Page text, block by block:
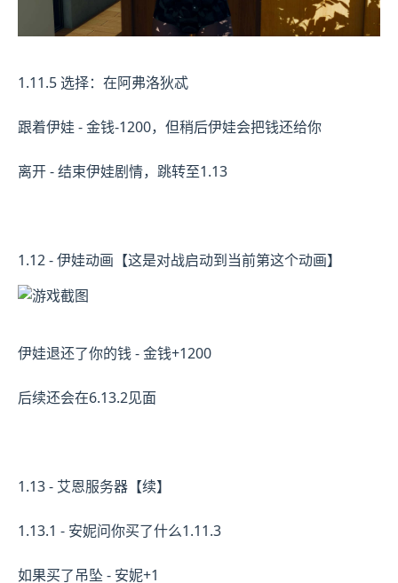
1.11.5 选择：在阿弗洛狄忒
跟着伊娃 - 金钱-1200，但稍后伊娃会把钱还给你
离开 - 结束伊娃剧情，跳转至1.13
1.12 - 伊娃动画【这是对战启动到当前第这个动画】
伊娃退还了你的钱 - 金钱+1200
后续还会在6.13.2见面
1.13 - 艾恩服务器【续】
1.13.1 - 安妮问你买了什么1.11.3
如果买了吊坠 - 安妮+1